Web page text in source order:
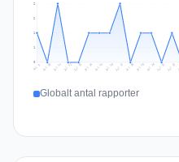
1
1
2
2
Jul 9 Jul 10 Jul 11 Jul 12 Jul 13 Jul 14 Jul 15 Jul 16 Jul 17 Jul 18 Jul 19 Jul 20 Jul 21 Jul 22
Globalt antal rapporter